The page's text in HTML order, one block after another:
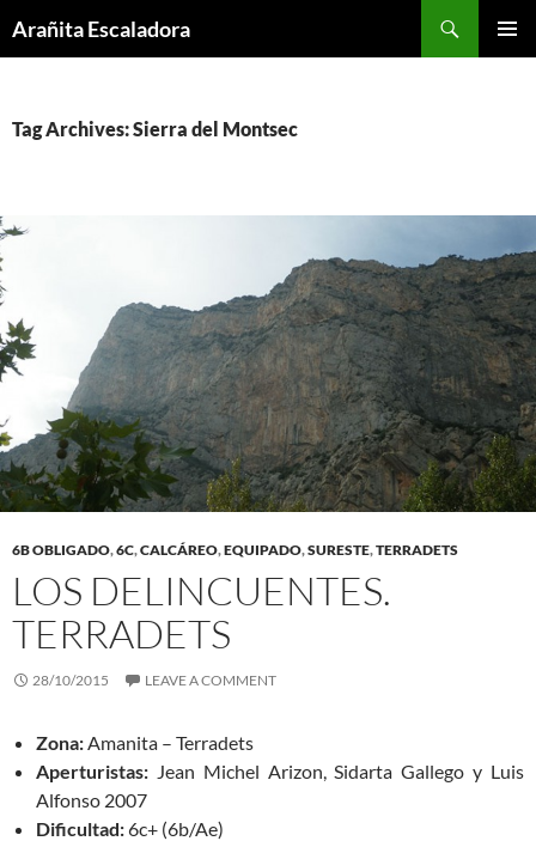
toArañita Escaladora
Tag Archives: Sierra del Montsec
6B OBLIGADO,6C,CALCÁREO,EQUIPADO,SURESTE,TERRADETS
LOS DELINCUENTES.
TERRADETS
28/10/2015 LEAVE A COMMENT
Zona:Amanita – Terradets
Aperturistas: Jean Michel Arizon, Sidarta Gallego y Luis
Alfonso 2007
Dificultad:6c+ (6b/Ae)